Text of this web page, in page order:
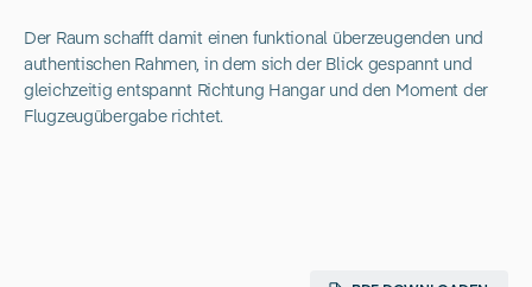
Der Raum schafft damit einen funktional überzeugenden und
authentischen Rahmen, in dem sich der Blick gespannt und
gleichzeitig entspannt Richtung Hangar und den Moment der
Flugzeugübergabe richtet.